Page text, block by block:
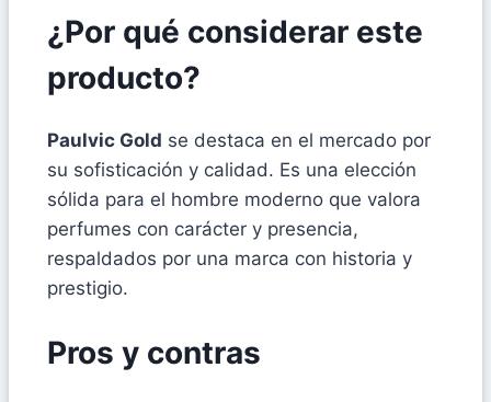
¿Por qué considerar este
producto?
Paulvic Gold se destaca en el mercado por
su sofisticación y calidad. Es una elección
sólida para el hombre moderno que valora
perfumes con carácter y presencia,
respaldados por una marca con historia y
prestigio.
Pros y contras